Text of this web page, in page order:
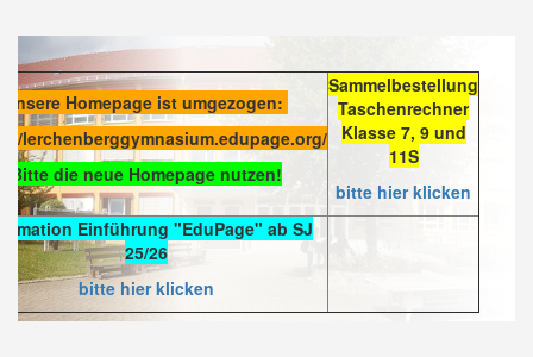
Unsere Homepage ist umgezogen:
lerchenberggymnasium.edupage.org/
Bitte die neue Homepage nutzen!
Sammelbestellung
Taschenrechner
Klasse 7, 9 und
11S
bitte hier klicken
Einführung "EduPage" ab SJ
25/26
bitte hier klicken